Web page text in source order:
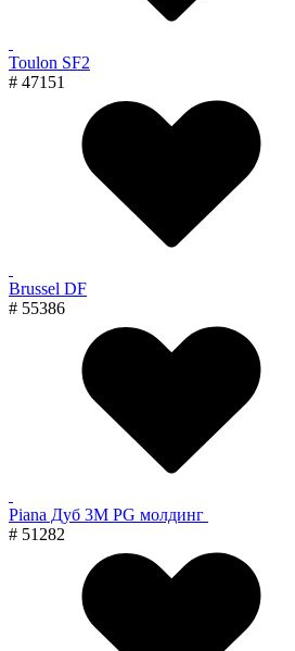
Toulon SF2
# 47151
Brussel DF
# 55386
Piana Дуб 3M PG молдинг
# 51282